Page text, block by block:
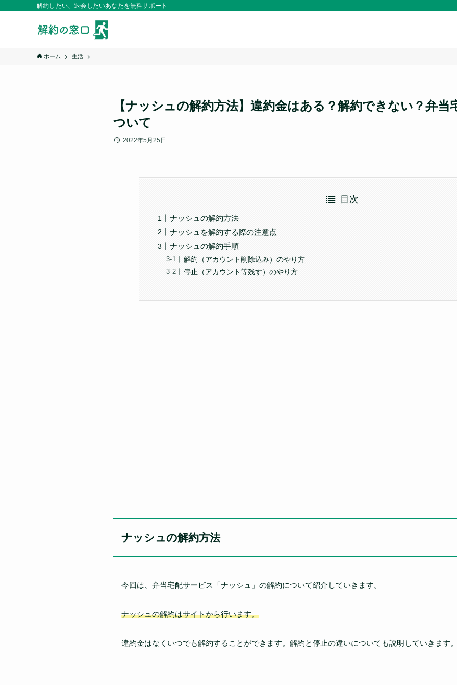
解約したい、退会したいあなたを無料サポート
ホーム 生活
【ナッシュの解約方法】違約金はある？解約できない？弁当
ついて
2022年5月25日
目次
ナッシュの解約方法
ナッシュを解約する際の注意点
ナッシュの解約手順
解約（アカウント削除込み）のやり方
停止（アカウント等残す）のやり方
ナッシュの解約方法
今回は、弁当宅配サービス「ナッシュ」の解約について紹介していきます。
ナッシュの解約はサイトから行います。
違約金はなくいつでも解約することができます。解約と停止の違いについても説明していきます